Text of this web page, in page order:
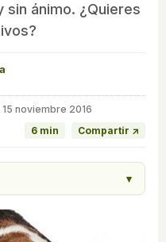
ánimo. ¿Quieres
noviembre 2016
6 min
Compartir ↗
▾